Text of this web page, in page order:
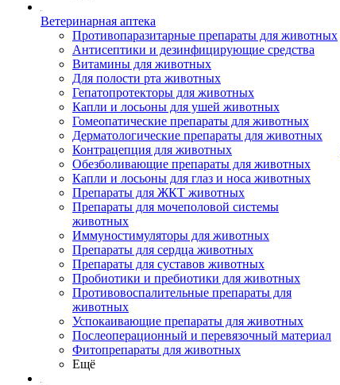
Ветеринарная аптека
Противопаразитарные препараты для животных
Антисептики и дезинфицирующие средства
Витамины для животных
Для полости рта животных
Гепатопротекторы для животных
Капли и лосьоны для ушей животных
Гомеопатические препараты для животных
Дерматологические препараты для животных
Контрацепция для животных
Обезболивающие препараты для животных
Капли и лосьоны для глаз и носа животных
Препараты для ЖКТ животных
Препараты для мочеполовой системы
животных
Иммуностимуляторы для животных
Препараты для сердца животных
Препараты для суставов животных
Пробиотики и пребиотики для животных
Противовоспалительные препараты для
животных
Успокаивающие препараты для животных
Послеоперационный и перевязочный материал
Фитопрепараты для животных
Ещё